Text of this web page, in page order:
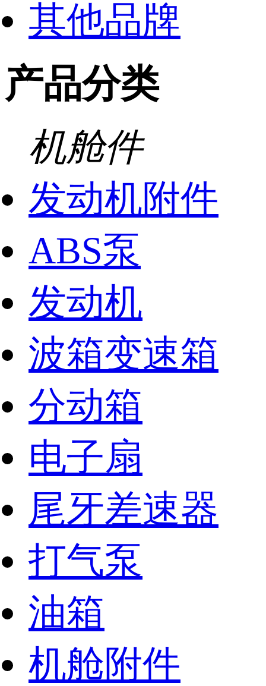
其他品牌
产品分类
机舱件
发动机附件
ABS泵
发动机
波箱变速箱
分动箱
电子扇
尾牙差速器
打气泵
油箱
机舱附件